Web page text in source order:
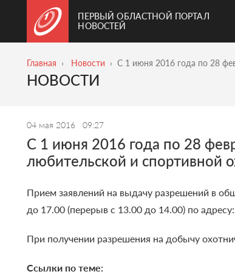
ПЕРВЫЙ ОБЛАСТНОЙ ПОРТАЛ
НОВОСТЕЙ
Главная Новости С 1 июня 2016 года по 28
НОВОСТИ
04 мая 2016 09:27
С 1 июня 2016 года по 28
любительской и спортивной
Прием заявлений на выдачу разрешений в
до 17.00 (перерыв с 13.00 до 14.00) по
При получении разрешения на добычу
Ссылки по теме: